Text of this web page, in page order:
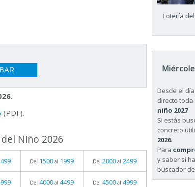
(PDF).
Niño 2026
Del 1500 al 1999 Del 2000 al 2499
Del 4000 al 4499 Del 4500 al 4999
Lotería
Desde el
directo
niño 2027
Si estás
concreto
2026.
Para
y saber si
buscador